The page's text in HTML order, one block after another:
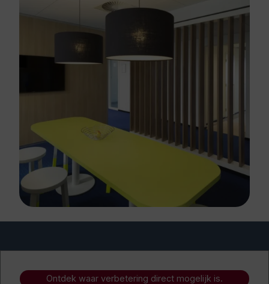
Ontdek waar verbetering direct mogelijk is.